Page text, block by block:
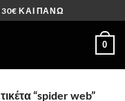
ΚΑΙ ΠΑΝΩ
0
“spider web”